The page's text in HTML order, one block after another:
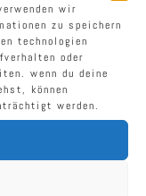
wir
zu speichern
technologien
oder
wenn du deine
können
werden.